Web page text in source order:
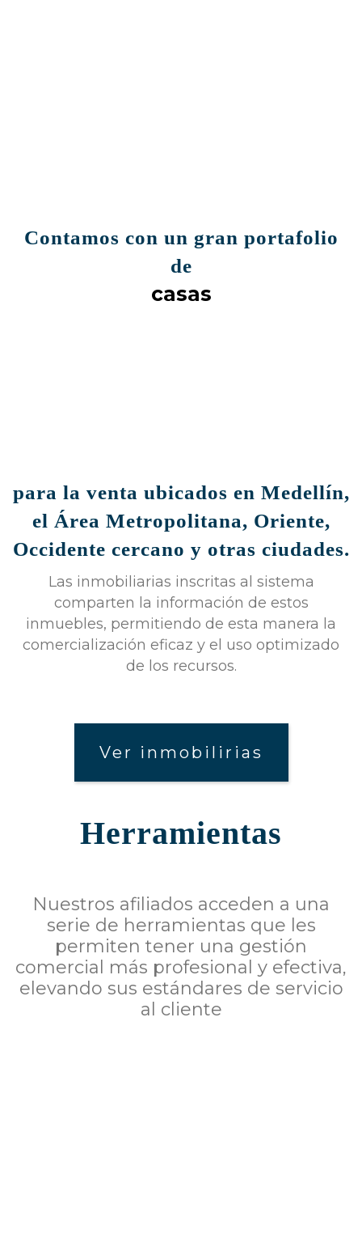
Contamos con un gran portafolio
de
casas
para la venta ubicados en Medellín,
el Área Metropolitana, Oriente,
Occidente cercano y otras ciudades.
Las inmobiliarias inscritas al sistema
comparten la información de estos
inmuebles, permitiendo de esta manera la
comercialización eficaz y el uso optimizado
de los recursos.
Ver inmobilirias
Herramientas
Nuestros afiliados acceden a una
serie de herramientas que les
permiten tener una gestión
comercial más profesional y efectiva,
elevando sus estándares de servicio
al cliente